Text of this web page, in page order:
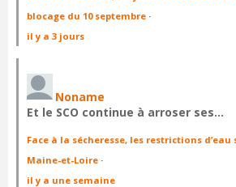
blocage du 10 septembre ·
il y a 3 jours
Noname
Et le SCO continue à arroser ses…
Face à la sécheresse, les restrictions d’eau
Maine-et-Loire ·
il y a une semaine